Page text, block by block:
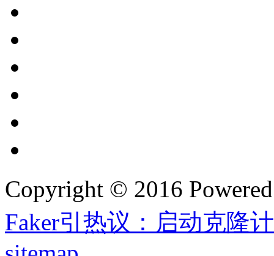
Copyright © 2016
Faker引热议：启动克隆